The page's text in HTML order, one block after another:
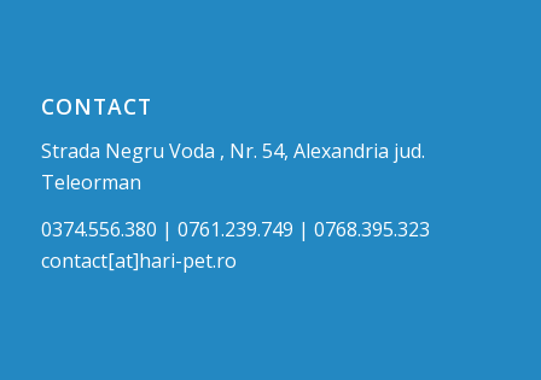
CONTACT
Strada Negru Voda , Nr. 54, Alexandria jud.
Teleorman
0374.556.380 | 0761.239.749 | 0768.395.323
contact[at]hari-pet.ro